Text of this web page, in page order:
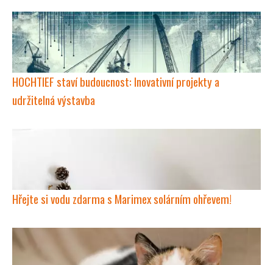
HOCHTIEF staví budoucnost: Inovativní projekty a
udržitelná výstavba
Hřejte si vodu zdarma s Marimex solárním ohřevem!